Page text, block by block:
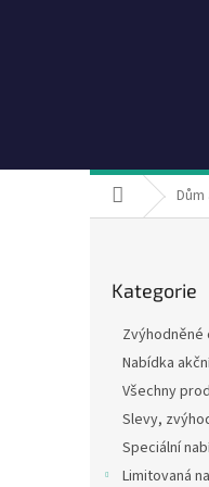
Domů
kategorie
Kategorie
Zvýhodněné
Nabídka
Všechny
Slevy,
Speciální
Limitovaná